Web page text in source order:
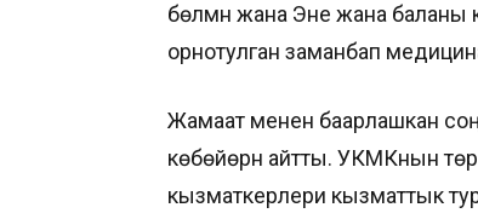
бөлүмүн жана Эне жана
орнотулган заманбап
Жамаат менен баарлашкан
көбөйөрүн айтты. УКМКнын
кызматкерлери кызматтык